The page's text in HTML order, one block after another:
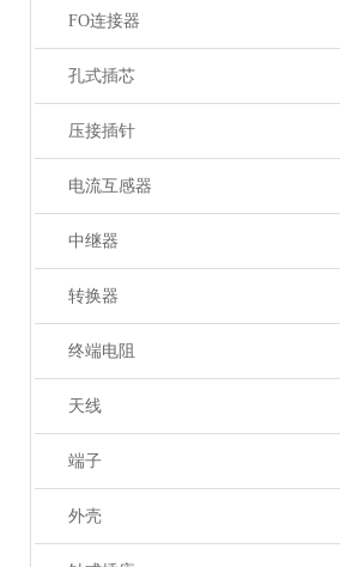
FO连接器
孔式插芯
压接插针
电流互感器
中继器
转换器
终端电阻
天线
端子
外壳